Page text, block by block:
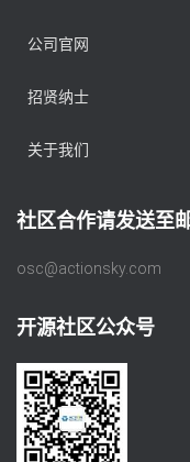
公司官网
招贤纳士
关于我们
社区合作请发送至
osc@actionsky.com
开源社区公众号